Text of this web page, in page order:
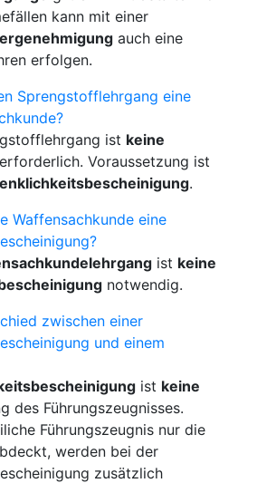
kann mit einer
auch eine
erfolgen.
Sprengstofflehrgang eine
ist keine
erforderlich. Voraussetzung ist
.
Waffensachkunde eine
ist keine
notwendig.
zwischen einer
und einem
ist keine
des Führungszeugnisses.
Führungszeugnis nur die
werden bei der
zusätzlich